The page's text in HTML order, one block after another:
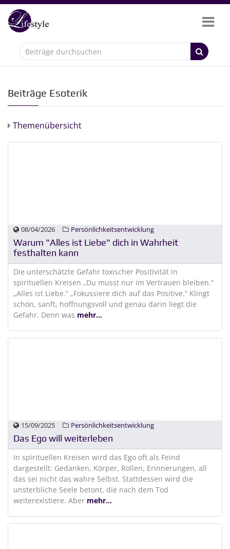
Beiträge Esoterik
Themenübersicht
08/04/2026 Persönlichkeitsentwicklung
Warum "Alles ist Liebe" dich in Wahrheit
festhalten kann
Die unterschätzte Gefahr toxischer Positivität in
spirituellen Kreisen „Du musst nur im Vertrauen bleiben.“
„Alles ist Liebe.“ „Fokussiere dich auf das Positive.“ Klingt
schön, sanft, hoffnungsvoll und genau darin liegt die
Gefahr. Denn was mehr...
15/09/2025 Persönlichkeitsentwicklung
Das Ego will weiterleben
In spirituellen Kreisen wird das Ego oft als Feind
dargestellt: Gedanken, Körper, Rollen, Erinnerungen, all
das sei nicht das wahre Selbst. Stattdessen wird die
unsterbliche Seele betont, die nach dem Tod
weiterexistiere. Aber mehr...